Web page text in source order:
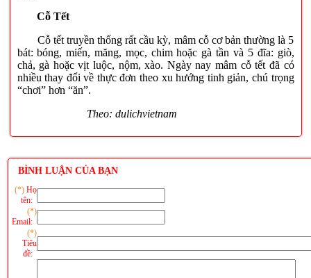
Cỗ Tết
Cỗ tết truyền thống rất cầu kỳ, mâm cỗ cơ bản thường là 5
bát: bóng, miến, măng, mọc, chim hoặc gà tần và 5 đĩa: giò,
chả, gà hoặc vịt luộc, nộm, xào. Ngày nay mâm cỗ tết đã có
nhiều thay đổi về thực đơn theo xu hướng tinh giản, chú trọng
“chơi” hơn “ăn”.
Theo: dulichvietnam
BÌNH LUẬN CỦA BẠN
(*) Họ
tên:
(*)
Email:
(*)
Tiêu
đề: